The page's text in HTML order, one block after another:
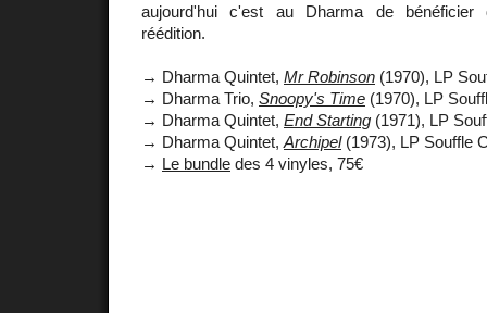
aujourd'hui c'est au Dharma de bénéficier
réédition.
→ Dharma Quintet, Mr Robinson (1970), LP
→ Dharma Trio, Snoopy's Time (1970), LP
→ Dharma Quintet, End Starting (1971), LP
→ Dharma Quintet, Archipel(1973), LP Souffle
→ Le bundle des 4 vinyles, 75€